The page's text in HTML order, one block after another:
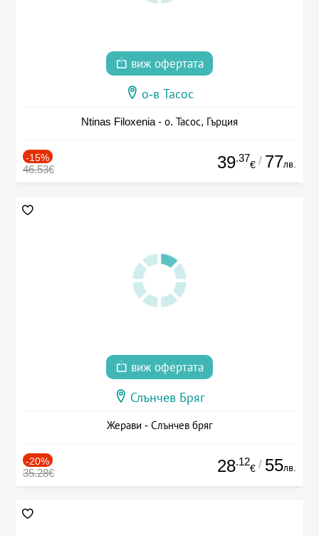
виж офертата
о-в Тасос
Ntinas Filoxenia - о. Тасос, Гърция
-15%
46.53€ 39.37
€ / 77лв.
виж офертата
Слънчев Бряг
Жерави - Слънчев бряг
-20%
35.28€ 28.12
€ / 55лв.